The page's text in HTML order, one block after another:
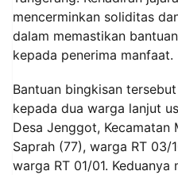
mencerminkan soliditas
dalam memastikan
kepada penerima manfaat.
Bantuan bingkisan
kepada dua warga lanjut
Desa Jenggot, Kecamatan
Saprah (77), warga RT 03/
warga RT 01/01.